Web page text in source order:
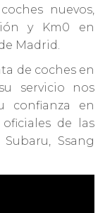
nuevos,
y Km0 en
Madrid.
de coches en
servicio nos
confianza en
de las
Ssang